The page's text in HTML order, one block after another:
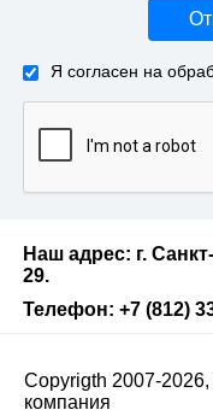
Я согласен на
Наш адрес: г.
29.
Телефон: +7 (812)
Copyrigth 2007-
компания